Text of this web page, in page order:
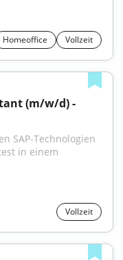
Homeoffice Vollzeit
(m/w/d) -
SAP-Technologien
in einem
Vollzeit